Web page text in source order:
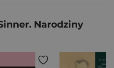
Narodziny